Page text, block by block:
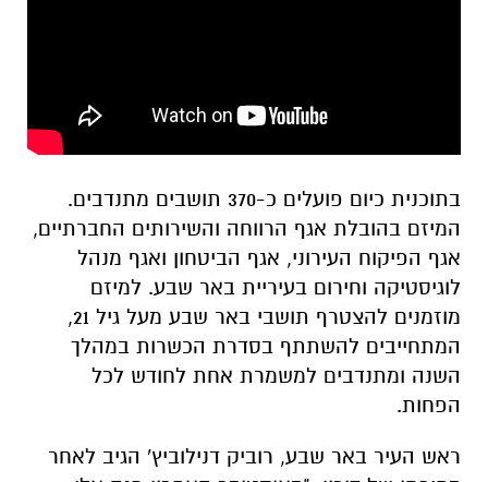
בתוכנית כיום פועלים כ-370 תושבים מתנדבים.
המיזם בהובלת אגף הרווחה והשירותים החברתיים,
אגף הפיקוח העירוני, אגף הביטחון ואגף מנהל
לוגיסטיקה וחירום בעיריית באר שבע. למיזם
מוזמנים להצטרף תושבי באר שבע מעל גיל 21,
המתחייבים להשתתף בסדרת הכשרות במהלך
השנה ומתנדבים למשמרת אחת לחודש לכל
הפחות.
ראש העיר באר שבע, רוביק דנילוביץ' הגיב לאחר